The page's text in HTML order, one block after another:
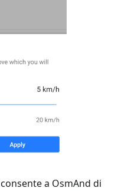
consente a OsmAnd di